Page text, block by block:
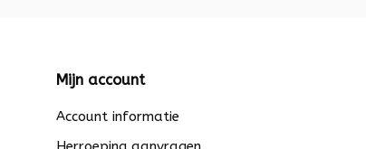
Mijn account
Account informatie